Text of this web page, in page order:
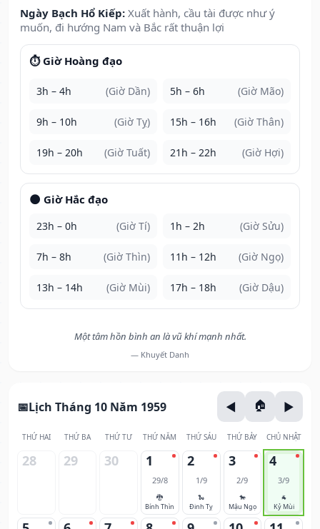
Ngày Bạch Hổ Kiếp: Xuất hành, cầu tài được như ý
muốn, đi hướng Nam và Bắc rất thuận lợi
⏱️ Giờ Hoàng đạo
3h – 4h (Giờ Dần) 5h – 6h (Giờ Mão)
9h – 10h (Giờ Tỵ) 15h – 16h (Giờ Thân)
19h – 20h (Giờ Tuất) 21h – 22h (Giờ Hợi)
🌑 Giờ Hắc đạo
23h – 0h (Giờ Tí) 1h – 2h (Giờ Sửu)
7h – 8h (Giờ Thìn) 11h – 12h (Giờ Ngọ)
13h – 14h (Giờ Mùi) 17h – 18h (Giờ Dậu)
Một tâm hồn bình an là vũ khí mạnh nhất.
— Khuyết Danh
Lịch Tháng 10 Năm 1959
THỨ HAI THỨ BA THỨ TƯ THỨ NĂM THỨ SÁU THỨ BẢY CHỦ NHẬT
28 29 30 1
29/8
🐉
Bính Thìn
2
1/9
🐍
Đinh Tỵ
3
2/9
🐎
Mậu Ngọ
4
3/9
🐐
Kỷ Mùi